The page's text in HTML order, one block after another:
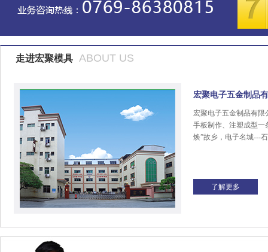
走进宏聚模具 ABOUT US
宏聚电子五金制品
宏聚电子五金制品有限
手板制作、注塑成型一
焕”故乡，电子名城---
了解更多